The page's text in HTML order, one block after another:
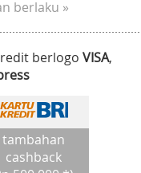
berlaku »
berlogo VISA,
tambahan
cashback